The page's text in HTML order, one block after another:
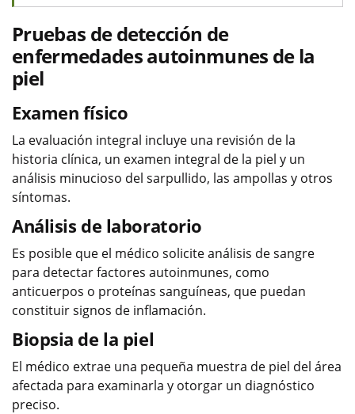
Pruebas de detección de
enfermedades autoinmunes de la
piel
Examen físico
La evaluación integral incluye una revisión de la
historia clínica, un examen integral de la piel y un
análisis minucioso del sarpullido, las ampollas y otros
síntomas.
Análisis de laboratorio
Es posible que el médico solicite análisis de sangre
para detectar factores autoinmunes, como
anticuerpos o proteínas sanguíneas, que puedan
constituir signos de inflamación.
Biopsia de la piel
El médico extrae una pequeña muestra de piel del área
afectada para examinarla y otorgar un diagnóstico
preciso.